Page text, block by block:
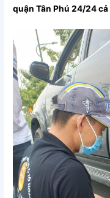
quận Tân Phú 24/24